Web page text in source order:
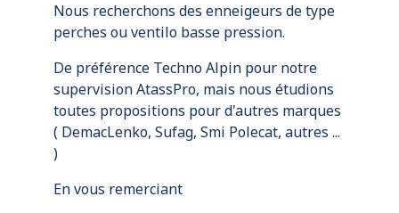
Nous recherchons des enneigeurs de type
perches ou ventilo basse pression.
De préférence Techno Alpin pour notre
supervision AtassPro, mais nous étudions
toutes propositions pour d'autres marques
( DemacLenko, Sufag, Smi Polecat, autres ...
)
En vous remerciant